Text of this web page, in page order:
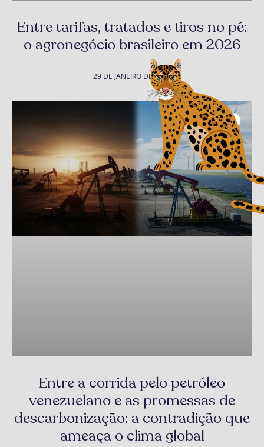
Entre tarifas, tratados e tiros no pé:
o agronegócio brasileiro em 2026
29 DE JANEIRO DE 2026
Coluna
Entre a corrida pelo petróleo
venezuelano e as promessas de
descarbonização: a contradição que
ameaça o clima global